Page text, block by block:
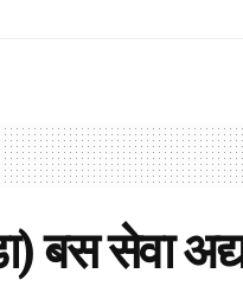
बस सेवा